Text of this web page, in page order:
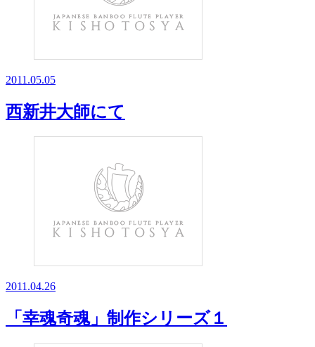
2011.05.05
西新井大師にて
2011.04.26
「幸魂奇魂」制作シリーズ１